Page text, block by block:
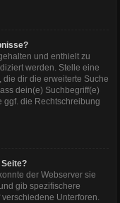
und enthielt zu
werden. Stelle eine
dir die erweiterte Suche
dein(e) Suchbegriff(e)
ggf. die Rechtschreibung
der Webserver sie
gib spezifischere
Unterforen.